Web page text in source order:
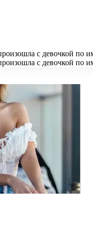
с девочкой
с девочкой